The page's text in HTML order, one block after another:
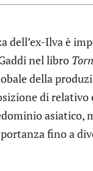
dell’ex-Ilva è
nel libro
della
di
fino a